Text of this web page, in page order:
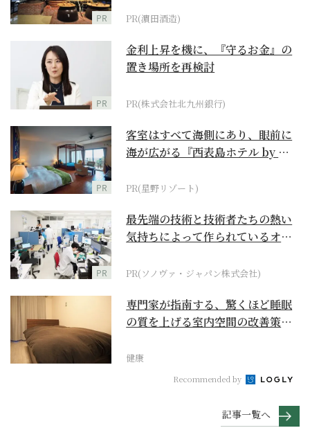
PR PR(濵田酒造)
PR
金利上昇を機に、『守るお金』の
置き場所を再検討
PR(株式会社北九州銀行)
PR
客室はすべて海側にあり、眼前に
海が広がる『西表島ホテル by 星
PR(星野リゾート)
PR
最先端の技術と技術者たちの熱い
気持ちによって作られているオー
PR(ソノヴァ・ジャパン株式会社)
専門家が指南する、驚くほど睡眠
の質を上げる室内空間の改善策と
健康
Recommended by
記事一覧へ